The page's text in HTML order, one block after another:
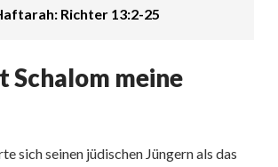
Richter 13:2-25
Schalom meine
sich seinen jüdischen Jüngern als das